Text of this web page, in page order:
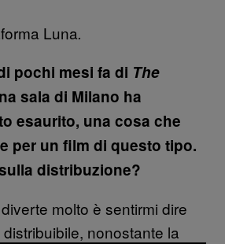
Luna.
pochi mesi fa di The
sala di Milano ha
esaurito, una cosa che
per un film di questo tipo.
distribuzione?
molto è sentirmi dire
nonostante la